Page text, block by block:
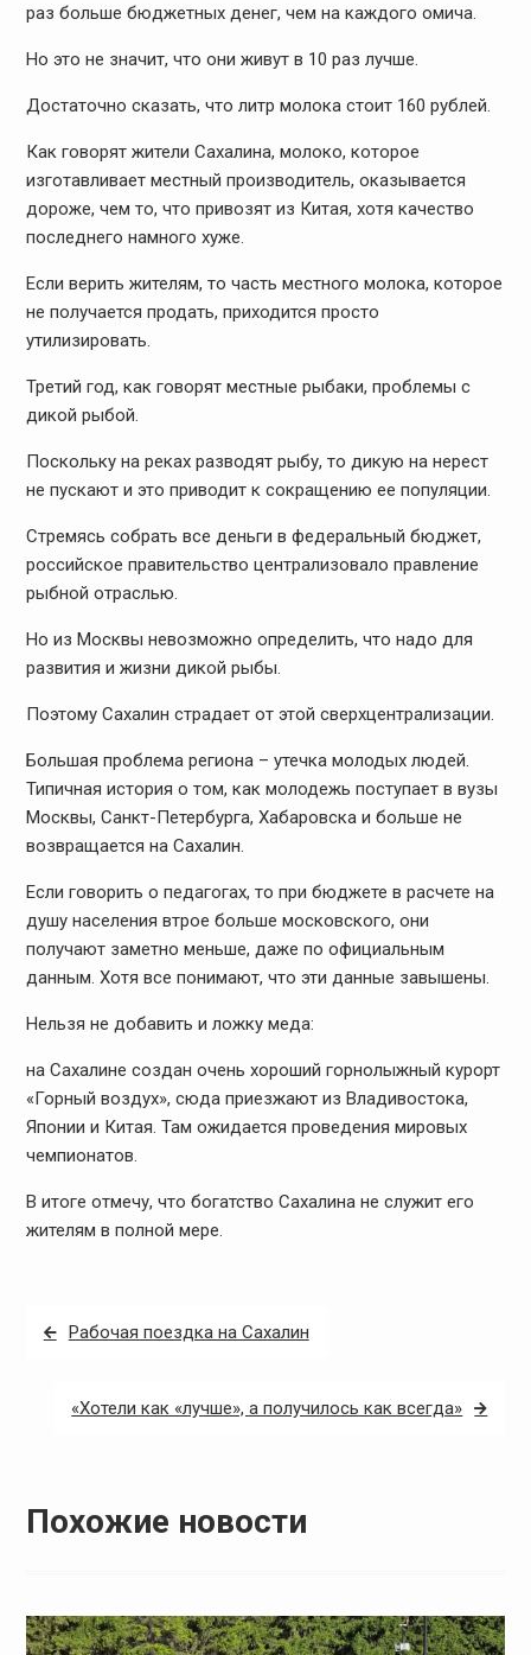
раз больше бюджетных денег, чем на каждого омича.
Но это не значит, что они живут в 10 раз лучше.
Достаточно сказать, что литр молока стоит 160 рублей.
Как говорят жители Сахалина, молоко, которое
изготавливает местный производитель, оказывается
дороже, чем то, что привозят из Китая, хотя качество
последнего намного хуже.
Если верить жителям, то часть местного молока, которое
не получается продать, приходится просто
утилизировать.
Третий год, как говорят местные рыбаки, проблемы с
дикой рыбой.
Поскольку на реках разводят рыбу, то дикую на нерест
не пускают и это приводит к сокращению ее популяции.
Стремясь собрать все деньги в федеральный бюджет,
российское правительство централизовало правление
рыбной отраслью.
Но из Москвы невозможно определить, что надо для
развития и жизни дикой рыбы.
Поэтому Сахалин страдает от этой сверхцентрализации.
Большая проблема региона – утечка молодых людей.
Типичная история о том, как молодежь поступает в вузы
Москвы, Санкт-Петербурга, Хабаровска и больше не
возвращается на Сахалин.
Если говорить о педагогах, то при бюджете в расчете на
душу населения втрое больше московского, они
получают заметно меньше, даже по официальным
данным. Хотя все понимают, что эти данные завышены.
Нельзя не добавить и ложку меда:
на Сахалине создан очень хороший горнолыжный курорт
«Горный воздух», сюда приезжают из Владивостока,
Японии и Китая. Там ожидается проведения мировых
чемпионатов.
В итоге отмечу, что богатство Сахалина не служит его
жителям в полной мере.
Навигация
записям
Рабочая поездка на Сахалин
«Хотели как «лучше», а получилось как всегда»
Похожие новости